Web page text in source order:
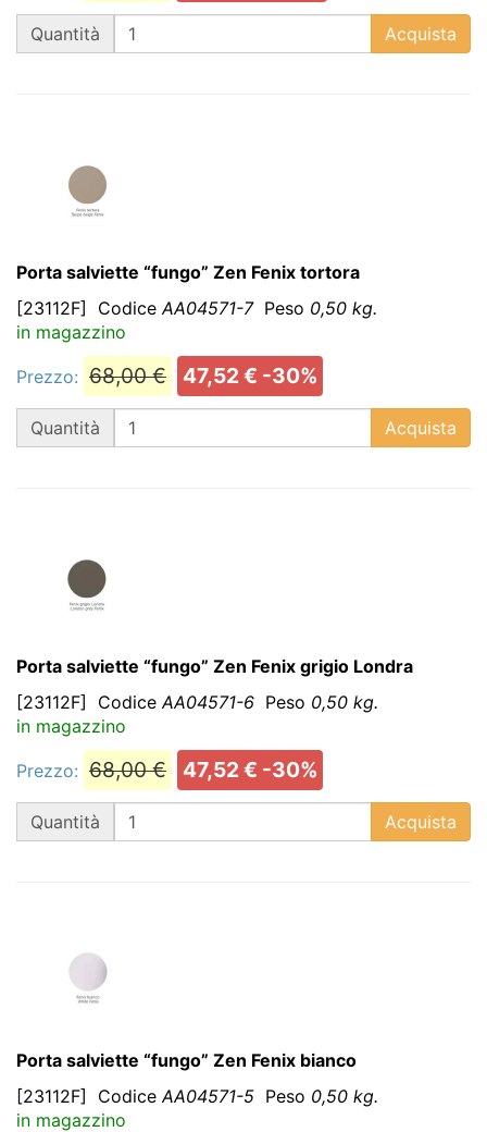
QTQuantità Acquista
Porta salviette “fungo” Zen Fenix tortora
[23112F]
Codice AA04571-7 Peso 0,50 kg.
in magazzino
Prezzo: 68,00 € 47,52 € -30%
QTQuantità Acquista
Porta salviette “fungo” Zen Fenix grigio Londra
[23112F]
Codice AA04571-6 Peso 0,50 kg.
in magazzino
Prezzo: 68,00 € 47,52 € -30%
QTQuantità Acquista
Porta salviette “fungo” Zen Fenix bianco
[23112F]
Codice AA04571-5 Peso 0,50 kg.
in magazzino